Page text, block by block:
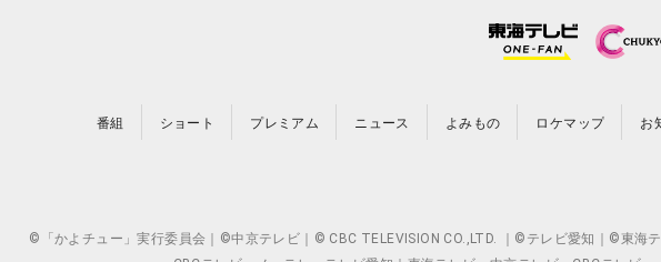
番組 ショート プレミアム ニュース よみもの ロケマップ お
©「かよチュー」実行委員会｜©中京テレビ｜© CBC TELEVISION CO.,LTD. ｜©テレビ愛知｜©東